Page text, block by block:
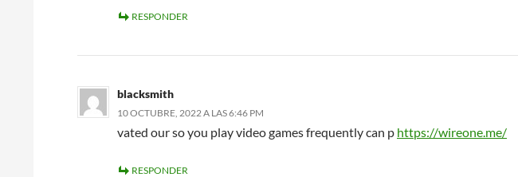
RESPONDER
blacksmith
10 OCTUBRE, 2022 A LAS 6:46 PM
vated our so you play video games frequently can p https://wireone.me/
RESPONDER